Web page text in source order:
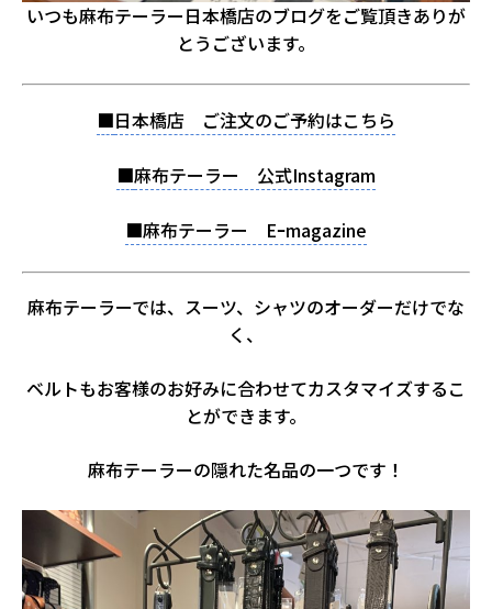
いつも麻布テーラー日本橋店のブログをご覧頂きありが
とうございます。
■日本橋店 ご注文のご予約はこちら
■麻布テーラー 公式Instagram
■麻布テーラー Eｰmagazine
麻布テーラーでは、スーツ、シャツのオーダーだけでな
く、
ベルトもお客様のお好みに合わせてカスタマイズするこ
とができます。
麻布テーラーの隠れた名品の一つです！